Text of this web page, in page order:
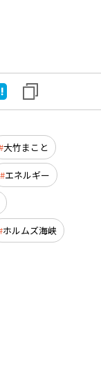
大竹まこと
エネルギー
ホルムズ海峡